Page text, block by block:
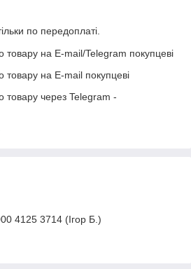
по передоплаті.
товару на E-mail/Telegram покупцеві
товару на E-mail покупцеві
товару через Telegram -
4125 3714 (Ігор Б.)